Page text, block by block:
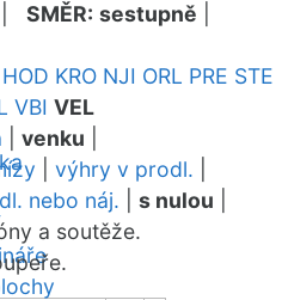
SMĚR: sestupně
HOD KRO NJI ORL PRE STE
VBI VEL
venku
výhry v prodl.
nebo náj. s nulou
a soutěže.